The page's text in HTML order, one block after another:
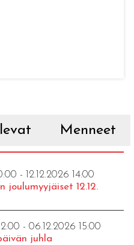
Menneet
- 12.12.2026 14:00
joulumyyjäiset 12.12.
- 06.12.2026 15:00
juhla